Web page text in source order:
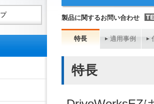
製品に関するお問い合わせ
特長 適用事例
特長